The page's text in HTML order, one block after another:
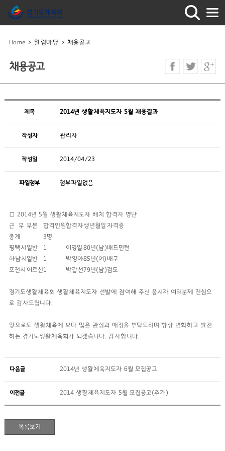
Home > 알림마당 > 채용공고
채용공고
제목 2014년 생활체육지도자 5월 채용결과
작성자 관리자
작성일 2014/04/23
파일첨부 첨부파일없음
□ 2014년 5월 생활체육지도자 배치 합격자 명단
근 무 부문 합격인원합격자생년월일 자격증
총계
3명
평택시 일반 1 이명일 80년(남)배드민턴
하남시 일반 1 박영아85년(여)배구
포천시 어르신1 박갑선79년(남)검도
경기도생활체육회 생활체육지도자 선발에 참여해 주신 응시자 여러분께 진심으
로 감사드립니다.
앞으로도 생활체육에 보다 많은 관심과 애정을 부탁드리며 항상 변화하고 발전
하는 경기도생활체육회가 되겠습니다. 감사합니다.
다음글 2014년 생활체육지도자 6월 모집공고
이전글 2014 생황체육지도자 5월 모집공고(추가)